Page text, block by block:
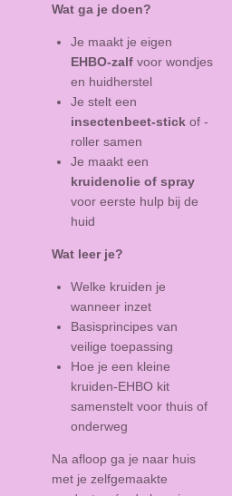
Wat ga je doen?
Je maakt je eigen
EHBO-zalf voor wondjes
en huidherstel
Je stelt een
insectenbeet-stick of -
roller samen
Je maakt een
kruidenolie of spray
voor eerste hulp bij de
huid
Wat leer je?
Welke kruiden je
wanneer inzet
Basisprincipes van
veilige toepassing
Hoe je een kleine
kruiden-EHBO kit
samenstelt voor thuis of
onderweg
Na afloop ga je naar huis
met je zelfgemaakte